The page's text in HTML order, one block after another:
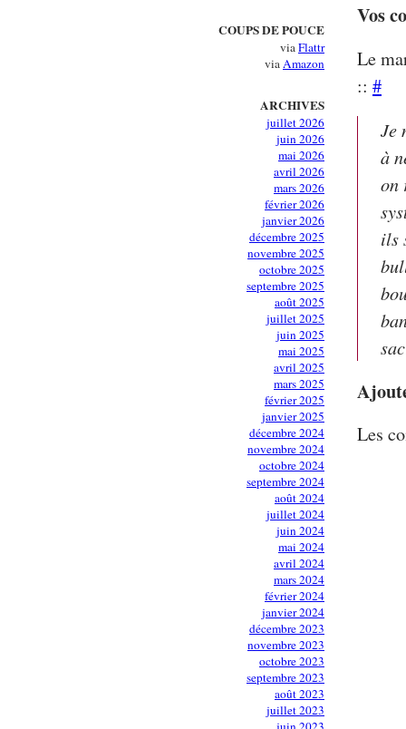
COUPS DE POUCE
viaFlattr
viaAmazon
ARCHIVES
juillet 2026
juin 2026
mai 2026
avril 2026
mars 2026
février 2026
janvier 2026
décembre 2025
novembre 2025
octobre 2025
septembre 2025
août 2025
juillet 2025
juin 2025
mai 2025
avril 2025
mars 2025
février 2025
janvier 2025
décembre 2024
novembre 2024
octobre 2024
septembre 2024
août 2024
juillet 2024
juin 2024
mai 2024
avril 2024
mars 2024
février 2024
janvier 2024
décembre 2023
novembre 2023
octobre 2023
septembre 2023
août 2023
juillet 2023
Vos
Le
:: #
Je
à
on
ils
Les